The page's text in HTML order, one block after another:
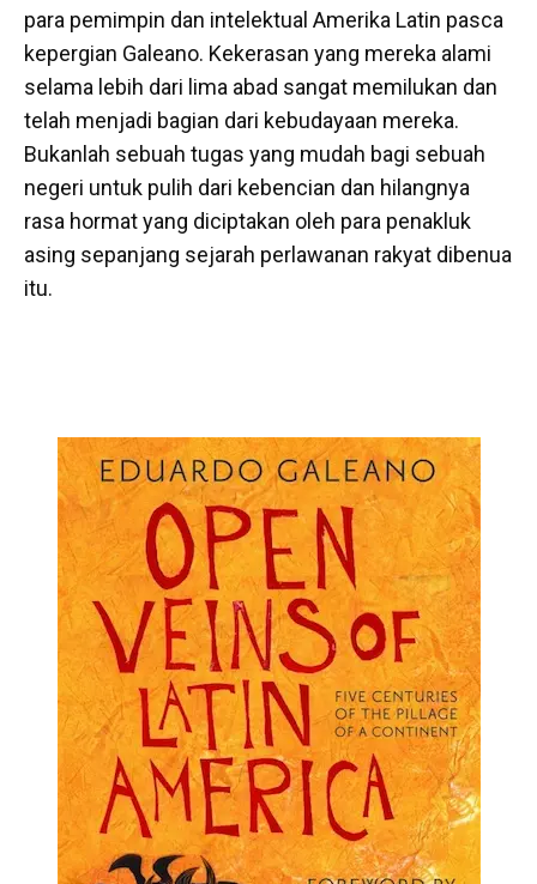
para pemimpin dan intelektual Amerika Latin pasca
kepergian Galeano. Kekerasan yang mereka alami
selama lebih dari lima abad sangat memilukan dan
telah menjadi bagian dari kebudayaan mereka.
Bukanlah sebuah tugas yang mudah bagi sebuah
negeri untuk pulih dari kebencian dan hilangnya
rasa hormat yang diciptakan oleh para penakluk
asing sepanjang sejarah perlawanan rakyat dibenua
itu.